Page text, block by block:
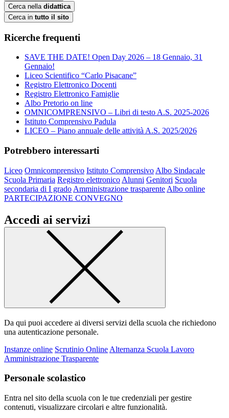
Cerca nella didattica
Cerca in tutto il sito
Ricerche frequenti
SAVE THE DATE! Open Day 2026 – 18 Gennaio, 31
Gennaio!
Liceo Scientifico “Carlo Pisacane”
Registro Elettronico Docenti
Registro Elettronico Famiglie
Albo Pretorio on line
OMNICOMPRENSIVO – Libri di testo A.S. 2025-2026
Istituto Comprensivo Padula
LICEO – Piano annuale delle attività A.S. 2025/2026
Potrebbero interessarti
Liceo Omnicomprensivo Istituto Comprensivo Albo Sindacale
Scuola Primaria Registro elettronico Alunni Genitori Scuola
secondaria di I grado Amministrazione trasparente Albo online
PARTECIPAZIONE CONVEGNO
Accedi ai servizi
Da qui puoi accedere ai diversi servizi della scuola che richiedono
una autenticazione personale.
Instanze online Scrutinio Online Alternanza Scuola Lavoro
Amministrazione Trasparente
Personale scolastico
Entra nel sito della scuola con le tue credenziali per gestire
contenuti, visualizzare circolari e altre funzionalità.